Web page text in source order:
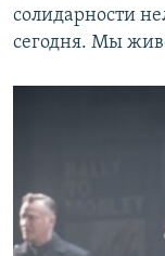
солидарности
сегодня. Мы